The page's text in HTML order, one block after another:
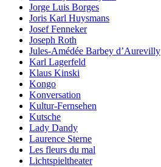
Jorge Luis Borges
Joris Karl Huysmans
Josef Fenneker
Joseph Roth
Jules-Amédée Barbey d’Aurevilly
Karl Lagerfeld
Klaus Kinski
Kongo
Konversation
Kultur-Fernsehen
Kutsche
Lady Dandy
Laurence Sterne
Les fleurs du mal
Lichtspieltheater